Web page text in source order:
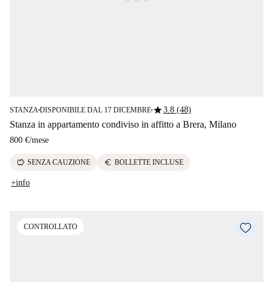
STANZA■DISPONIBILE DAL 17 DICEMBRE■star3.8 (48)
Stanza in appartamento condiviso in affitto a Brera, Milano
800 €/mese
savings SENZA CAUZIONE euro BOLLETTE INCLUSE
+info
CONTROLLATO